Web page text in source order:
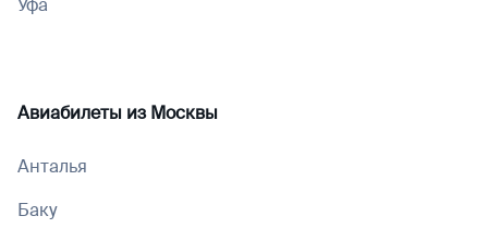
Уфа
Авиабилеты изМосквы
Анталья
Баку